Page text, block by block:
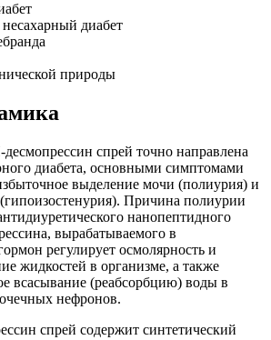
диабет
природы
спрей точно направлена
диабета, основными симптомами
выделение мочи (полиурия) и
(гипоизостенурия). Причина полиурии
нанопептидного
вырабатываемого в
регулирует осмолярность и
жидкостей в организме, а также
всасывание (реабсорбцию) воды в
нефронов.
спрей содержит синтетический